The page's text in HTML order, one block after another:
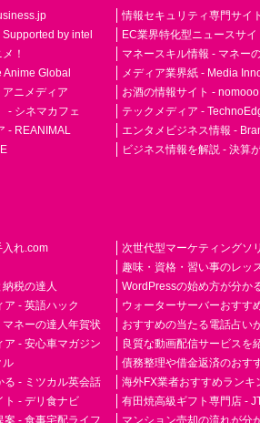
by intel
！
Global
ニメディア
- シネマカフェ
- REANIMAL
情報セキュリティ専門サイ
EC業界特化型ニュースサ
マネースキル情報 - マネー
メディア業界紙 - Media
お酒の情報サイト - nomooo
テックメディア -
エンタメビジネス情報 -
ビジネス情報を解説 - 決算
れ.com
税の達人
- 英語ハック
ネーの達人年賀状
- 安心車マガジン
ル
- ミツカル英会話
ト - デリ食ナビ
- 食事宅配ライフ
次世代型マーケティングソ
趣味・資格・習い事のレッ
WordPressの始め方が分か
ウォーターサーバーおすす
おすすめの当たる電話占い
良質な動画配信サービスを
債務整理や借金返済のおす
海外FX業者おすすめランキ
有田焼高級ギフト専門店 -
マンション売却の流れが分